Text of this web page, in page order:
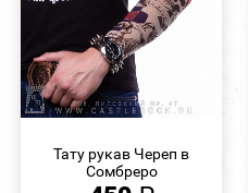
Тату рукав Череп в
Сомбреро